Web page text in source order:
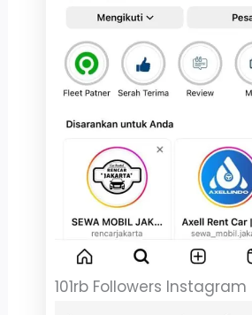
101rb Followers Instagram